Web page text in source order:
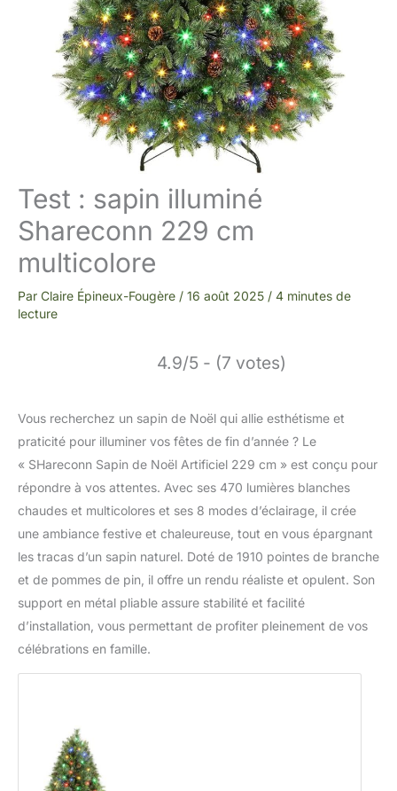
Test : sapin illuminé
Shareconn 229 cm
multicolore
Par Claire Épineux-Fougère / 16 août 2025 / 4 minutes de
lecture
4.9/5 - (7 votes)
Vous recherchez un sapin de Noël qui allie esthétisme et
praticité pour illuminer vos fêtes de fin d’année ? Le
« SHareconn Sapin de Noël Artificiel 229 cm » est conçu pour
répondre à vos attentes. Avec ses 470 lumières blanches
chaudes et multicolores et ses 8 modes d’éclairage, il crée
une ambiance festive et chaleureuse, tout en vous épargnant
les tracas d’un sapin naturel. Doté de 1910 pointes de branche
et de pommes de pin, il offre un rendu réaliste et opulent. Son
support en métal pliable assure stabilité et facilité
d’installation, vous permettant de profiter pleinement de vos
célébrations en famille.